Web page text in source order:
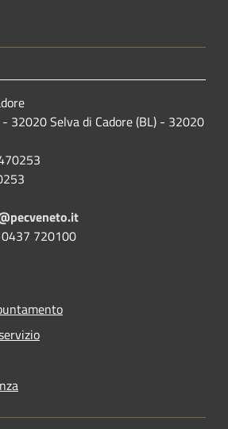
32020 Selva di Cadore (BL) - 32020
720100